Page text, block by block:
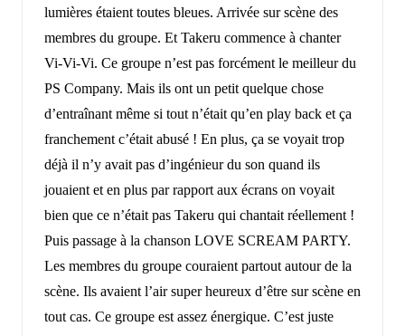
lumières étaient toutes bleues. Arrivée sur scène des
membres du groupe. Et Takeru commence à chanter
Vi-Vi-Vi. Ce groupe n’est pas forcément le meilleur du
PS Company. Mais ils ont un petit quelque chose
d’entraînant même si tout n’était qu’en play back et ça
franchement c’était abusé ! En plus, ça se voyait trop
déjà il n’y avait pas d’ingénieur du son quand ils
jouaient et en plus par rapport aux écrans on voyait
bien que ce n’était pas Takeru qui chantait réellement !
Puis passage à la chanson LOVE SCREAM PARTY.
Les membres du groupe couraient partout autour de la
scène. Ils avaient l’air super heureux d’être sur scène en
tout cas. Ce groupe est assez énergique. C’est juste